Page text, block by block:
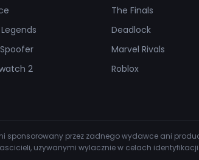
2
The Finals
Deadlock
Marvel Rivals
Roblox
sponsorowany przez zadnego wydawce ani
uzywanymi wylacznie w celach